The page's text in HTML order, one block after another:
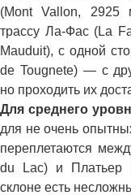
(Mont Vallon, 2925
трассу Ла-Фас (La
Mauduit), с одной
de Tougnete) — с
но проходить их
Для среднего
для не очень
переплетаются
du Lac) и Платьер
склоне есть